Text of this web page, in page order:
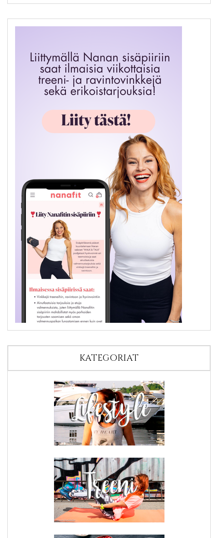
KATEGORIAT